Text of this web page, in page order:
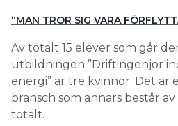
“MAN TROR SIG VARA
Av totalt 15 elever som går
utbildningen ”Driftingenjör
energi” är tre kvinnor. Det är
bransch som annars består
totalt.